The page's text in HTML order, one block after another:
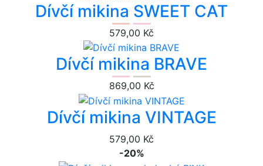
Dívčí mikina SWEET CAT
579,00 Kč
Dívčí mikina BRAVE
869,00 Kč
Dívčí mikina VINTAGE
579,00 Kč
-20%